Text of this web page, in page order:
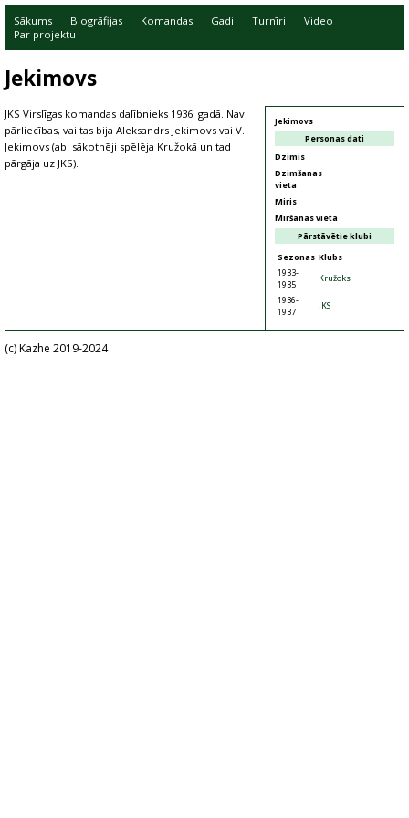
Sākums Biogrāfijas Komandas Gadi Turnīri
Video
Par projektu
Jekimovs
Jekimovs
Personas dati
Dzimis
Dzimšanas
vieta
Miris
Miršanas vieta
Pārstāvētie klubi
Sezonas Klubs
1933-
1935
Kružoks
1936-
1937
JKS
JKS Virslīgas komandas dalībnieks 1936. gadā. Nav
pārliecības, vai tas bija Aleksandrs Jekimovs vai V.
Jekimovs (abi sākotnēji spēlēja Kružokā un tad
pārgāja uz JKS).
(c) Kazhe 2019-2024